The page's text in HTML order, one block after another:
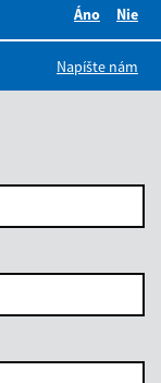
Áno
Nie
Napíšte nám